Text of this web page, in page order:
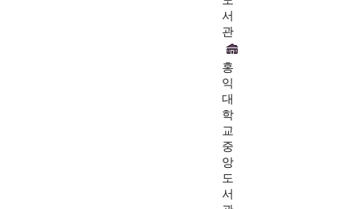
서
관
홍
익
대
학
교
중
앙
도
서